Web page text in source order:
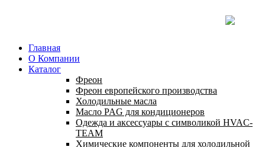
Главная
О Компании
Каталог
Фреон
Фреон европейского производства
Холодильные масла
Масло PAG для кондиционеров
Одежда и аксессуары с символикой HVAC-
TEAM
Химические компоненты для холодильной